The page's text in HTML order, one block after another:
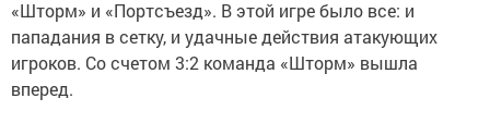
«Шторм» и «Портсъезд». В этой игре было все: и
пападания в сетку, и удачные действия атакующих
игроков. Со счетом 3:2 команда «Шторм» вышла
вперед.